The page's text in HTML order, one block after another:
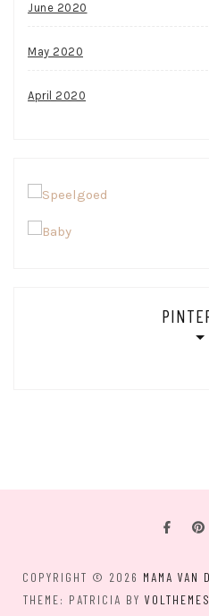
June 2020
May 2020
April 2020
COPYRIGHT © 2026 MAMA VAN
THEME: PATRICIA BY VOLTHEMES